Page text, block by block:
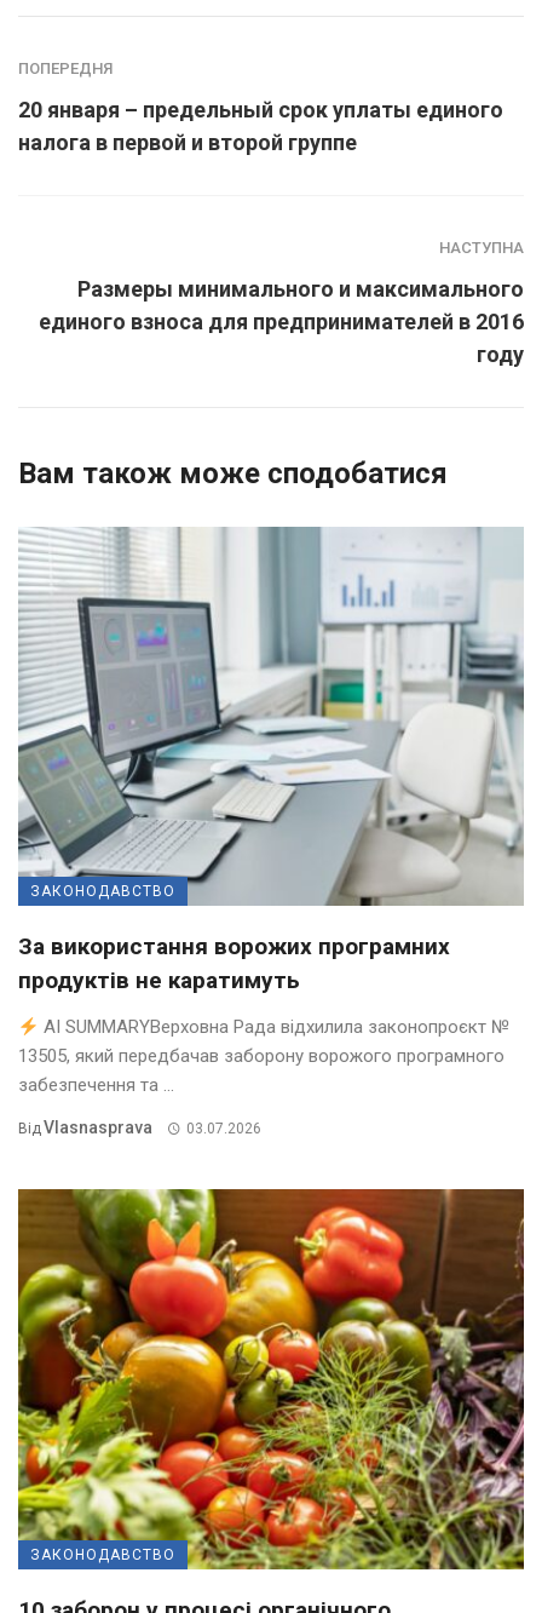
ПОПЕРЕДНЯ
20 января – предельный срок уплаты единого
налога в первой и второй группе
НАСТУПНА
Размеры минимального и максимального
единого взноса для предпринимателей в 2016
году
Вам також може сподобатися
ЗАКОНОДАВСТВО
За використання ворожих програмних
продуктів не каратимуть
AI SUMMARYВерховна Рада відхилила законопроєкт №
13505, який передбачав заборону ворожого програмного
забезпечення та ...
ВідVlasnasprava 03.07.2026
ЗАКОНОДАВСТВО